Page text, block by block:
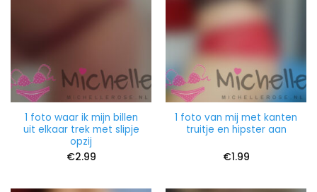
1 foto waar ik mijn billen
uit elkaar trek met slipje
opzij
€2.99
1 foto van mij met kanten
truitje en hipster aan
€1.99